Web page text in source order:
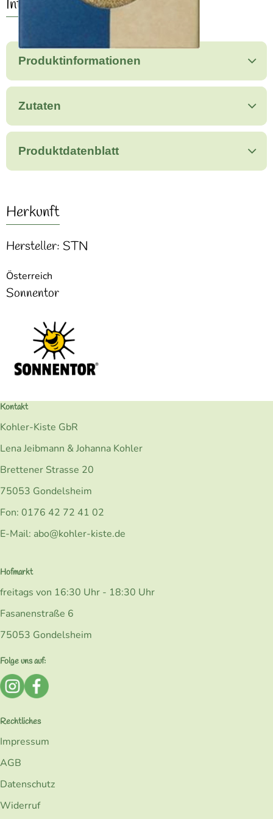
Info
Produktinformationen
Zutaten
Produktdatenblatt
Herkunft
Hersteller: STN
Österreich
Sonnentor
Kontakt
Kohler-Kiste GbR
Lena Jeibmann & Johanna Kohler
Brettener Strasse 20
75053 Gondelsheim
Fon: 0176 42 72 41 02
E-Mail: abo@kohler-kiste.de
Hofmarkt
freitags von 16:30 Uhr - 18:30 Uhr
Fasanenstraße 6
75053 Gondelsheim
Folge uns auf:
Externer Link zu https://www.instagram.com/
Externer Link zu https://www.facebook.com/
Rechtliches
Impressum
AGB
Datenschutz
Widerruf